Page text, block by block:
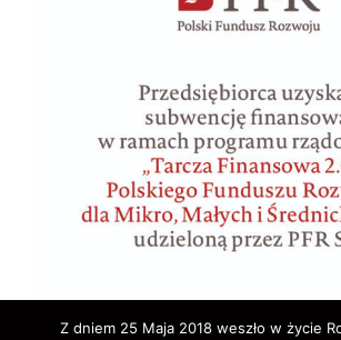
Z dniem 25 Maja 2018 weszło w życie